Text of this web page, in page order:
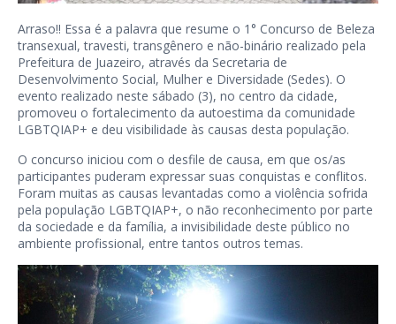
Arraso!! Essa é a palavra que resume o 1° Concurso de Beleza
transexual, travesti, transgênero e não-binário realizado pela
Prefeitura de Juazeiro, através da Secretaria de
Desenvolvimento Social, Mulher e Diversidade (Sedes). O
evento realizado neste sábado (3), no centro da cidade,
promoveu o fortalecimento da autoestima da comunidade
LGBTQIAP+ e deu visibilidade às causas desta população.
O concurso iniciou com o desfile de causa, em que os/as
participantes puderam expressar suas conquistas e conflitos.
Foram muitas as causas levantadas como a violência sofrida
pela população LGBTQIAP+, o não reconhecimento por parte
da sociedade e da família, a invisibilidade deste público no
ambiente profissional, entre tantos outros temas.